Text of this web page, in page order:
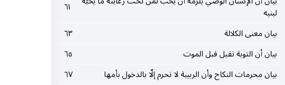
لبنيه
٦١
بيان معنى الكلالة
٦٣
بيان أن التوبة تقبل قبل الموت
٦٥
بيان محرمات النكاح وأن الربيبة لا تحرم إلّا بالدخول بأمها
٦٧